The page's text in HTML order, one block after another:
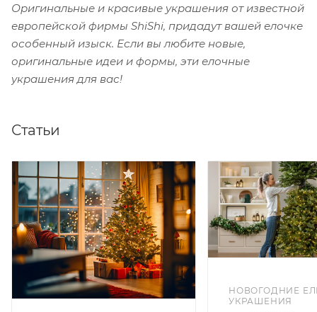
Оригинальные и красивые украшения от известной
европейской фирмы ShiShi, придадут вашей елочке
особенный изыск. Если вы любите новые,
оригинальные идеи и формы, эти елочные
украшения для вас!
Статьи
НОВОГОДНИЕ
УКРАШЕНИЯ